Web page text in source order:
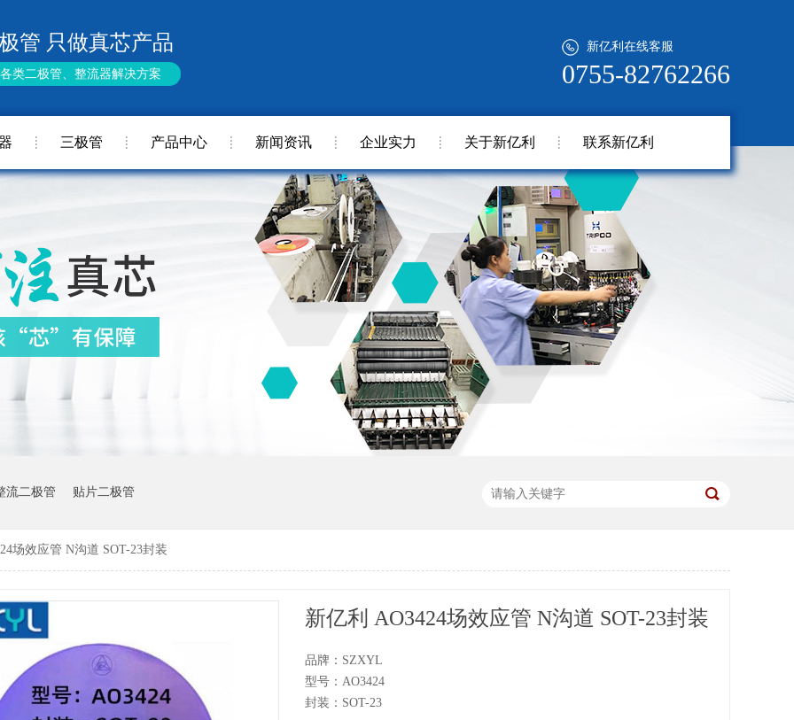
新亿利在线客服
0755-82762266
管 只做真芯产品
类二极管、整流器解决方案
三极管 产品中心 新闻资讯 企业实力 关于新亿利 联系新亿利
流二极管 贴片二极管
场效应管 N沟道 SOT-23封装
新亿利 AO3424场效应管 N沟道 SOT-23封装
品牌：SZXYL
型号：AO3424
封装：SOT-23